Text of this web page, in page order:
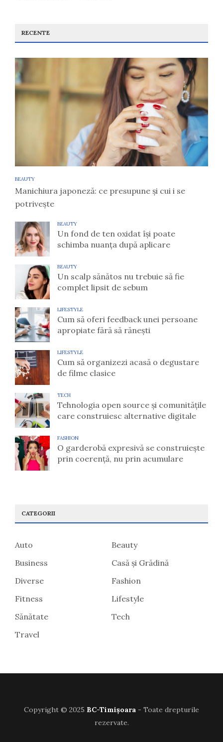
RECENTE
BEAUTY
Manichiura japoneză: ce presupune și cui i se
potrivește
BEAUTY
Un fond de ten oxidat își poate
schimba nuanța după aplicare
BEAUTY
Un scalp sănătos nu trebuie să fie
complet lipsit de sebum
LIFESTYLE
Cum să oferi feedback unei persoane
apropiate fără să rănești
LIFESTYLE
Cum să organizezi acasă o degustare
de filme clasice
TECH
Tehnologia open source și comunitățile
care construiesc alternative digitale
FASHION
O garderobă expresivă se construiește
prin coerență, nu prin acumulare
CATEGORII
Auto
Beauty
Business
Casă și Grădină
Diverse
Fashion
Fitness
Lifestyle
Sănătate
Tech
Travel
Copyright © 2025 BC-Timișoara - Toate drepturile
rezervate.